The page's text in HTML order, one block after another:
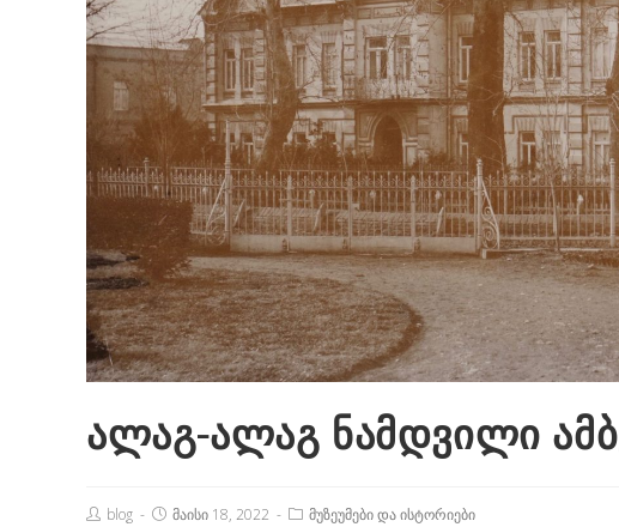
ალაგ-ალაგ ნამდვილი
Postblog
Postმაისი 18, 2022
Postმუზეუმები და ისტორიები